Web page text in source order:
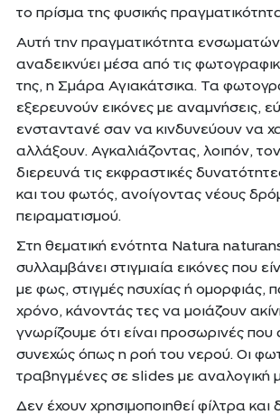
το πρίσμα της φυσικής
Αυτή την πραγματικότητα
αναδεικνύει μέσα από τις
της, η Σμάρα Αγιακάτσικα. Τα
εξερευνούν εικόνες με αναμνήσεις,
ενσταντανέ σαν να κινδυνεύουν να
αλλάξουν. Αγκαλιάζοντας, λοιπόν,
διερευνά τις εκφραστικές
και του φωτός, ανοίγοντας νέους
πειραματισμού.
Στη θεματική ενότητα Natura
συλλαμβάνει στιγμιαία εικόνες που
με φως, στιγμές ησυχίας ή ομορφιάς,
χρόνο, κάνοντάς τες να μοιάζουν
γνωρίζουμε ότι είναι προσωρινές
συνεχώς όπως η ροή του νερού. Οι
τραβηγμένες σε slides με αναλογική
Δεν έχουν χρησιμοποιηθεί φίλτρα και